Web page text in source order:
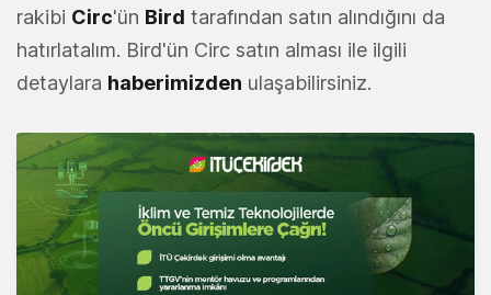
rakibi Circ'ün Bird tarafından satın alındığını da
hatırlatalım. Bird'ün Circ satın alması ile ilgili
detaylara haberimizden ulaşabilirsiniz.